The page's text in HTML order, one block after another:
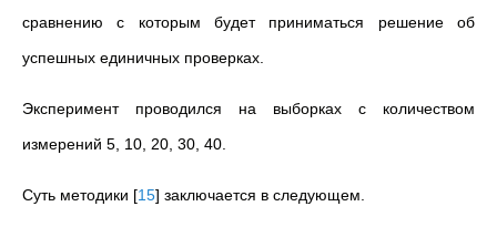
сравнению с которым будет приниматься решение об
успешных единичных проверках.
Эксперимент проводился на выборках с количеством
измерений 5, 10, 20, 30, 40.
Суть методики [15] заключается в следующем.